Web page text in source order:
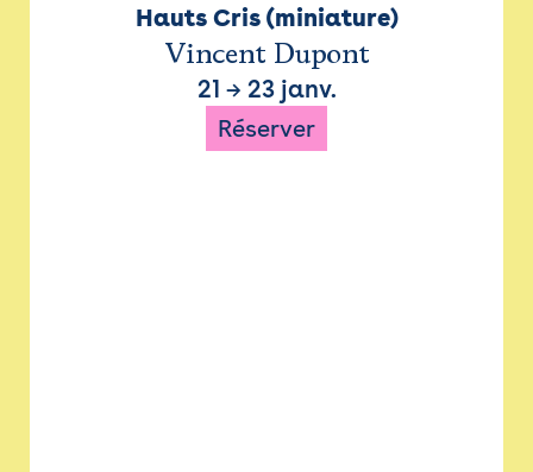
Hauts Cris (miniature)
Vincent Dupont
21 → 23 janv.
Réserver